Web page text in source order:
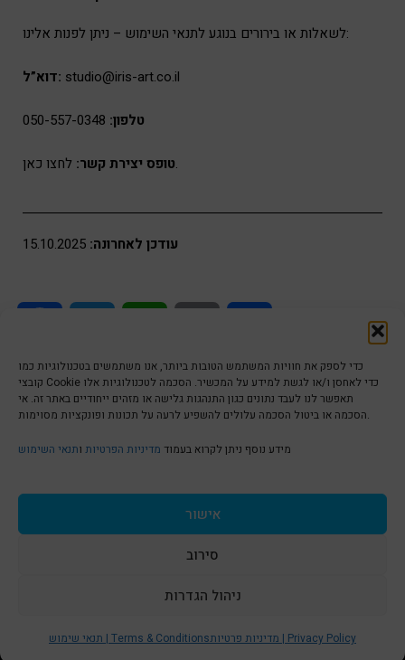
כדי לספק את חוויות המשתמש הטובות ביותר, אנו משתמשים בטכנולוגיות כמו
קובצי Cookie כדי לאחסן ו/או לגשת למידע על המכשיר. הסכמה לטכנולוגיות אלו
תאפשר לנו לעבד נתונים כגון התנהגות גלישה או מזהים ייחודיים באתר זה. אי
הסכמה או ביטול הסכמה עלולים להשפיע לרעה על תכונות ופונקציות מסוימות.
מידע נוסף ניתן לקרוא בעמוד מדיניות הפרטיות ותנאי השימוש
אישור
סירוב
ניהול הגדרות
תנאי שימוש | Terms & Conditions מדיניות פרטיות | Privacy Policy
לשאלות או בירורים בנוגע לתנאי השימוש – ניתן לפנות אלינו:
דוא”ל: studio@iris-art.co.il
טלפון: 050-557-0348
טופס יצירת קשר:לחצו כאן.
עודכן לאחרונה:
הצהרת נגישות | Accessibility
© כל הזכויות שמורות לאיריס עשת כהן-גלריה לאמנות